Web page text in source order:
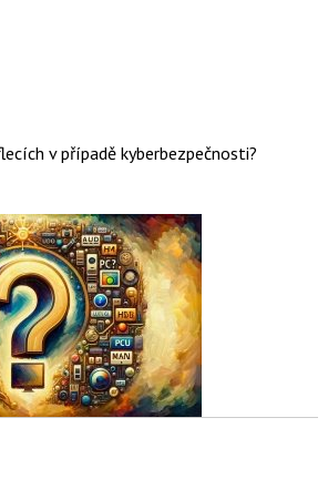
v případě kyberbezpečnosti?